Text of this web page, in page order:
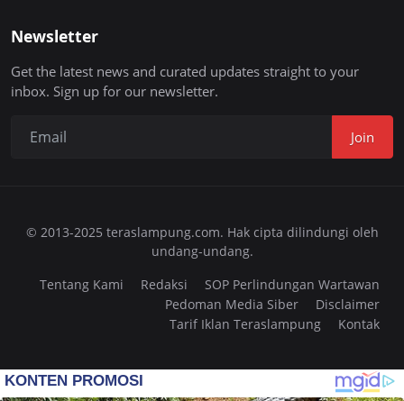
Newsletter
Get the latest news and curated updates straight to your
inbox. Sign up for our newsletter.
Join
© 2013-2025 teraslampung.com. Hak cipta dilindungi oleh
undang-undang.
Tentang Kami
Redaksi
SOP Perlindungan Wartawan
Pedoman Media Siber
Disclaimer
Tarif Iklan Teraslampung
Kontak